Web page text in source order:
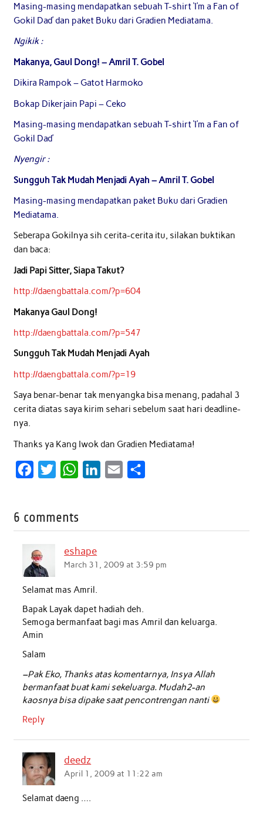
Masing-masing mendapatkan sebuah T-shirt ‘I’m a Fan of
Gokil Dad’ dan paket Buku dari Gradien Mediatama.
Ngikik :
Makanya, Gaul Dong! – Amril T. Gobel
Dikira Rampok – Gatot Harmoko
Bokap Dikerjain Papi – Ceko
Masing-masing mendapatkan sebuah T-shirt ‘I’m a Fan of
Gokil Dad’
Nyengir :
Sungguh Tak Mudah Menjadi Ayah – Amril T. Gobel
Masing-masing mendapatkan paket Buku dari Gradien
Mediatama.
Seberapa Gokilnya sih cerita-cerita itu, silakan buktikan
dan baca:
Jadi Papi Sitter, Siapa Takut?
http://daengbattala.com/?p=604
Makanya Gaul Dong!
http://daengbattala.com/?p=547
Sungguh Tak Mudah Menjadi Ayah
http://daengbattala.com/?p=19
Saya benar-benar tak menyangka bisa menang, padahal 3
cerita diatas saya kirim sehari sebelum saat hari deadline-
nya.
Thanks ya Kang Iwok dan Gradien Mediatama!
e
o
o
k
t
W
t
A
p
6 comments
eshape
March 31, 2009 at 3:59 pm
Selamat mas Amril.
Bapak Layak dapet hadiah deh.
Semoga bermanfaat bagi mas Amril dan keluarga.
Amin
Salam
–Pak Eko, Thanks atas komentarnya, Insya Allah
bermanfaat buat kami sekeluarga. Mudah2-an
kaosnya bisa dipake saat pencontrengan nanti
Reply
deedz
April 1, 2009 at 11:22 am
Selamat daeng ….